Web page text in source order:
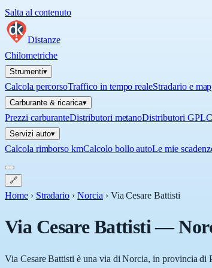
Salta al contenuto
Distanze
Chilometriche
Strumenti▾
Calcola percorsoTraffico in tempo realeStradario e
Carburante & ricarica▾
Prezzi carburanteDistributori metanoDistributori GPL
Servizi auto▾
Calcola rimborso kmCalcolo bollo autoLe mie
🔗
Home › Stradario › Norcia › Via Cesare Battisti
Via Cesare Battisti—
Via Cesare Battisti è una via di Norcia, in provincia di